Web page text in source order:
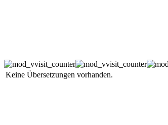
Keine Übersetzungen vorhanden.